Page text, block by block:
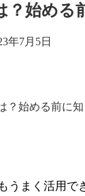
？始める
年7月5日
うまく活用で